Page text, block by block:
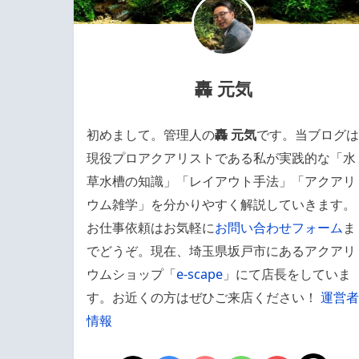
轟 元気
初めまして。管理人の轟 元気です。当ブログは
現役プロアクアリストである私が実践的な「水
草水槽の知識」「レイアウト手法」「アクアリ
ウム雑学」を分かりやすく解説していきます。
お仕事依頼はお気軽にお問い合わせフォームま
でどうぞ。現在、埼玉県坂戸市にあるアクアリ
ウムショップ「e-scape 」にて店長をしていま
す。お近くの方はぜひご来店ください！ 運営者
情報